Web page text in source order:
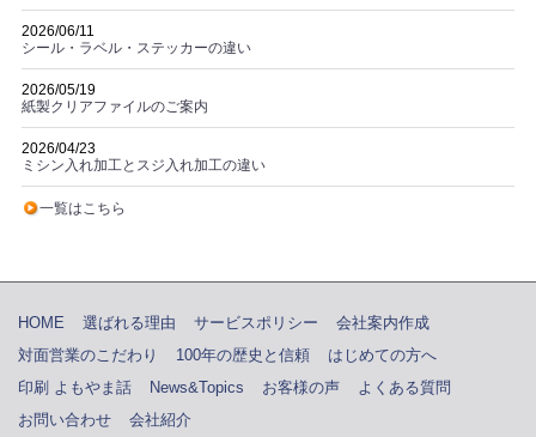
2026/06/11
シール・ラベル・ステッカーの違い
2026/05/19
紙製クリアファイルのご案内
2026/04/23
ミシン入れ加工とスジ入れ加工の違い
一覧はこちら
HOME 選ばれる理由 サービスポリシー
会社案内作成
対面営業のこだわり
100年の歴史と信頼
はじめての方へ
印刷 よもやま話
News&Topics お客様の声
よくある質問
お問い合わせ
会社紹介